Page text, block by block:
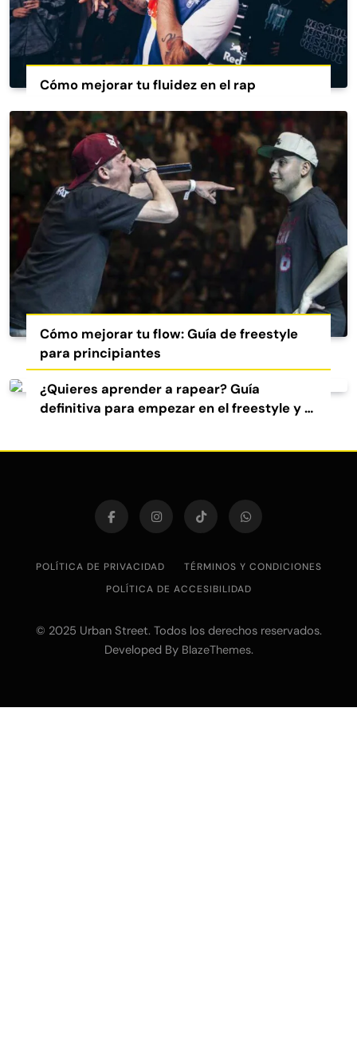
Cómo mejorar tu fluidez en el rap
Cómo mejorar tu flow: Guía de freestyle
para principiantes
¿Quieres aprender a rapear? Guía
definitiva para empezar en el freestyle y el
POLÍTICA DE PRIVACIDAD
TÉRMINOS Y CONDICIONES
POLÍTICA DE ACCESIBILIDAD
© 2025 Urban Street. Todos los derechos reservados.
Developed By BlazeThemes.